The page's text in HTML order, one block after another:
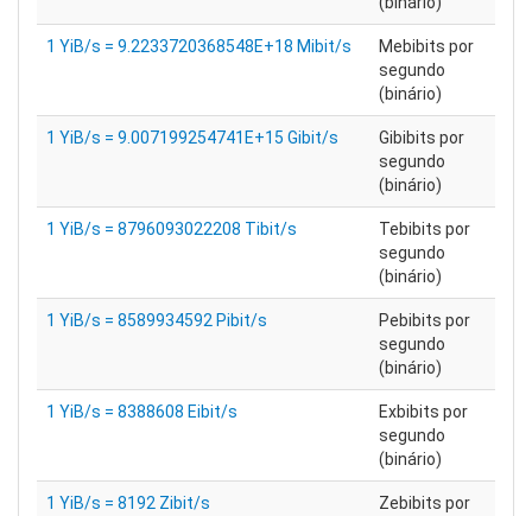
1 YiB/s = 9.2233720368548E+18 Mibit/s
Mebibits por
segundo
(binário)
1 YiB/s = 9.007199254741E+15 Gibit/s
Gibibits por
segundo
(binário)
1 YiB/s = 8796093022208 Tibit/s
Tebibits por
segundo
(binário)
1 YiB/s = 8589934592 Pibit/s
Pebibits por
segundo
(binário)
1 YiB/s = 8388608 Eibit/s
Exbibits por
segundo
(binário)
1 YiB/s = 8192 Zibit/s
Zebibits por